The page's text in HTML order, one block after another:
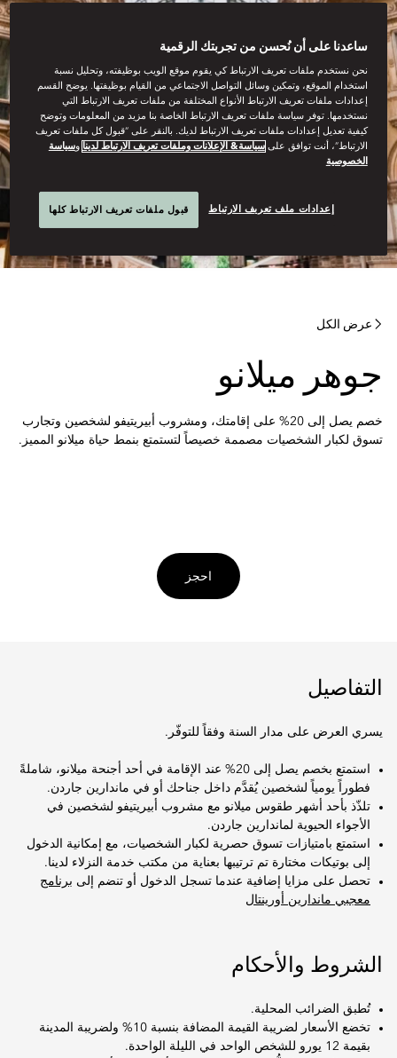
عرض الكل
جوهر ميلانو
خصم يصل إلى 20% على إقامتك، ومشروب أبيريتيفو لشخصين وتجارب
تسوق لكبار الشخصيات مصممة خصيصاً لتستمتع بنمط حياة ميلانو المميز.
احجز
التفاصيل
يسري العرض على مدار السنة وفقاً للتوفّر.
استمتع بخصم يصل إلى 20% عند الإقامة في أحد أجنحة ميلانو، شاملةً
فطوراً يومياً لشخصين يُقدَّم داخل جناحك أو في ماندارين جاردن.
تلذّذ بأحد أشهر طقوس ميلانو مع مشروب أبيريتيفو لشخصين في
الأجواء الحيوية لماندارين جاردن.
استمتع بامتيازات تسوق حصرية لكبار الشخصيات، مع إمكانية الدخول
إلى بوتيكات مختارة تم ترتيبها بعناية من مكتب خدمة النزلاء لدينا.
تحصل على مزايا إضافية عندما تسجل الدخول أو تنضم إلى برنامج
معجبي ماندارين أورينتال
الشروط والأحكام
تُطبق الضرائب المحلية.
تخضع الأسعار لضريبة القيمة المضافة بنسبة 10% ولضريبة المدينة
بقيمة 12 يورو للشخص الواحد في الليلة الواحدة.
ساعدنا على أن نُحسن من تجربتك الرقمية
نحن نستخدم ملفات تعريف الارتباط كي يقوم موقع الويب بوظيفته، وتحليل نسبة
استخدام الموقع، وتمكين وسائل التواصل الاجتماعي من القيام بوظيفتها. يوضح القسم
إعدادات ملفات تعريف الارتباط الأنواع المختلفة من ملفات تعريف الارتباط التي
نستخدمها. توفر سياسة ملفات تعريف الارتباط الخاصة بنا مزيد من المعلومات وتوضح
كيفية تعديل إعدادات ملفات تعريف الارتباط لديك. بالنقر على “قبول كل ملفات تعريف
الارتباط”، أنت توافق علىسياسة& الإعلانات وملفات تعريف الارتباط لدينا وسياسة
الخصوصية
إعدادات ملف تعريف الارتباط قبول ملفات تعريف الارتباط كلها